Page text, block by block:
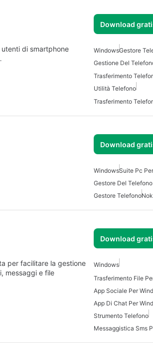
Download
di smartphone
WindowsGestore
Gestione Del
Trasferimento
Utilità Telefono
Trasferimento
Download
WindowsSuite Pc
Gestore Del
Gestore Telefono
Download
per facilitare la gestione
messaggi e file
Windows
Trasferimento File
App Sociale Per
App Di Chat Per
Strumento Telefono
Messaggistica Sms